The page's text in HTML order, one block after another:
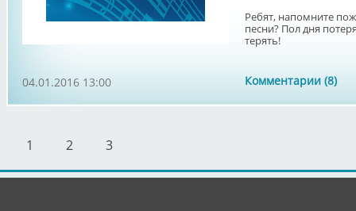
Ребят, напомните
песни? Пол дня
терять!
Комментарии (8)
04.01.2016 13:00
1 2 3